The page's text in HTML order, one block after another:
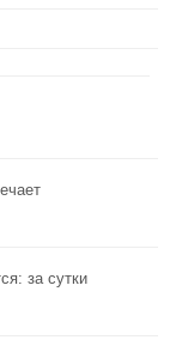
за сутки